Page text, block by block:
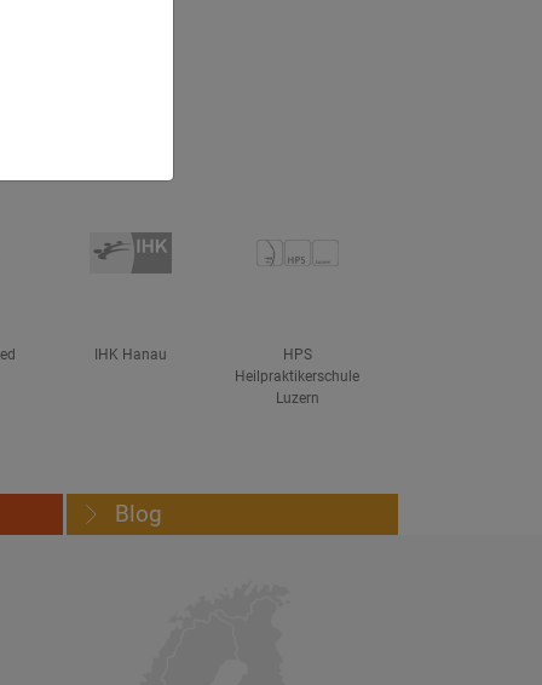
IHK Hanau
HPS
Heilpraktikerschule
Luzern
Blog